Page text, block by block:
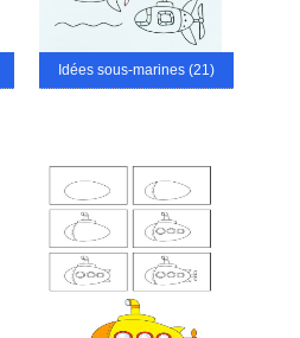
Idées sous-marines (21)